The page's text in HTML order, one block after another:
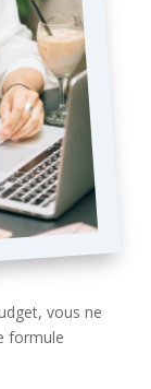
vous ne
formule